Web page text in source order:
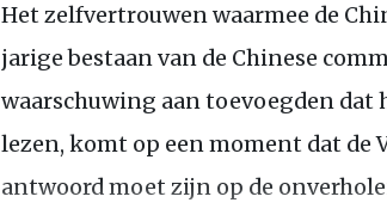
Het zelfvertrouwen waarmee de
jarige bestaan van de Chinese
waarschuwing aan toevoegden dat
lezen, komt op een moment dat de
antwoord moet zijn op de